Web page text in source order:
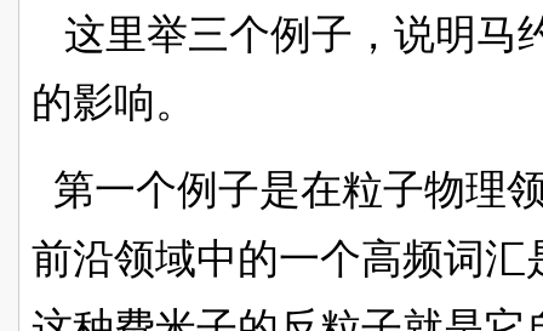
这里举三个例子，说明马
的影响。
第一个例子是在粒子物理
前沿领域中的一个高频词汇